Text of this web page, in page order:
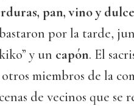
pan, vino y
por la tarde,
y un capón. El
miembros de la
de vecinos que se